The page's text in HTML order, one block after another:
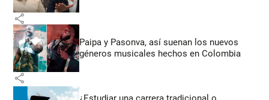
share
Paipa y Pasonva, así suenan los nuevos
géneros musicales hechos en Colombia
share